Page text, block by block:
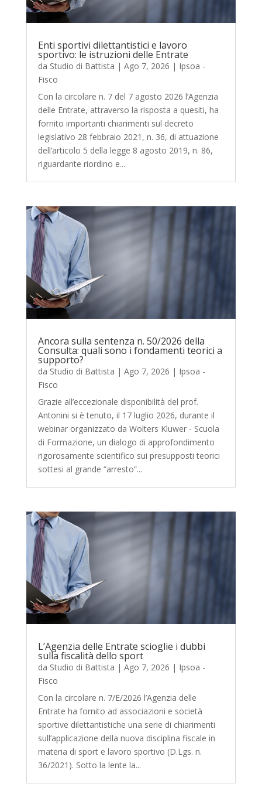
Enti sportivi dilettantistici e lavoro
sportivo: le istruzioni delle Entrate
da Studio di Battista | Ago 7, 2026 | Ipsoa -
Fisco
Con la circolare n. 7 del 7 agosto 2026 l’Agenzia
delle Entrate, attraverso la risposta a quesiti, ha
fornito importanti chiarimenti sul decreto
legislativo 28 febbraio 2021, n. 36, di attuazione
dell’articolo 5 della legge 8 agosto 2019, n. 86,
riguardante riordino e...
Ancora sulla sentenza n. 50/2026 della
Consulta: quali sono i fondamenti teorici a
supporto?
da Studio di Battista | Ago 7, 2026 | Ipsoa -
Fisco
Grazie all’eccezionale disponibilità del prof.
Antonini si è tenuto, il 17 luglio 2026, durante il
webinar organizzato da Wolters Kluwer - Scuola
di Formazione, un dialogo di approfondimento
rigorosamente scientifico sui presupposti teorici
sottesi al grande “arresto”...
L’Agenzia delle Entrate scioglie i dubbi
sulla fiscalità dello sport
da Studio di Battista | Ago 7, 2026 | Ipsoa -
Fisco
Con la circolare n. 7/E/2026 l’Agenzia delle
Entrate ha fornito ad associazioni e società
sportive dilettantistiche una serie di chiarimenti
sull’applicazione della nuova disciplina fiscale in
materia di sport e lavoro sportivo (D.Lgs. n.
36/2021). Sotto la lente la...